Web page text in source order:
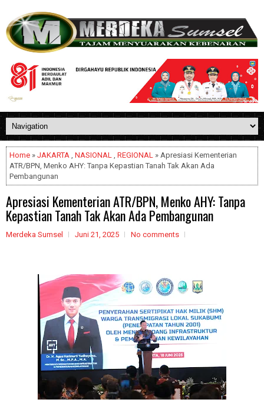
Home » JAKARTA , NASIONAL , REGIONAL » Apresiasi Kementerian
ATR/BPN, Menko AHY: Tanpa Kepastian Tanah Tak Akan Ada
Pembangunan
Apresiasi Kementerian ATR/BPN, Menko AHY: Tanpa
Kepastian Tanah Tak Akan Ada Pembangunan
Merdeka Sumsel Juni 21, 2025 No comments